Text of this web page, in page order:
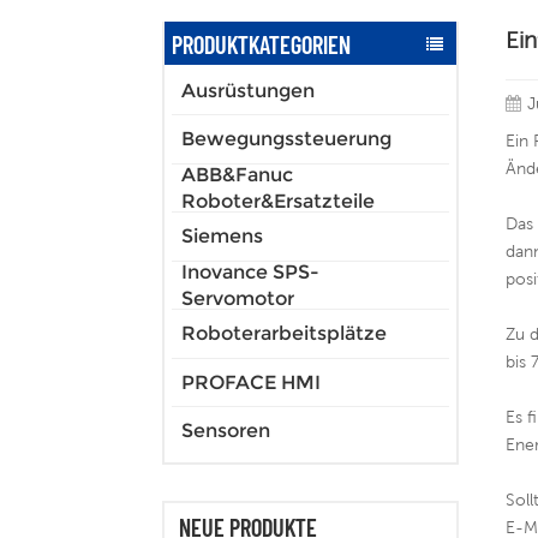
PRODUKTKATEGORIEN
Ausrüstungen
Bewegungssteuerung
ABB&Fanuc
Roboter&Ersatzteile
Siemens
Inovance SPS-
Servomotor
Roboterarbeitsplätze
PROFACE HMI
Sensoren
NEUE PRODUKTE
Ein
Zu
bis
Es
E-